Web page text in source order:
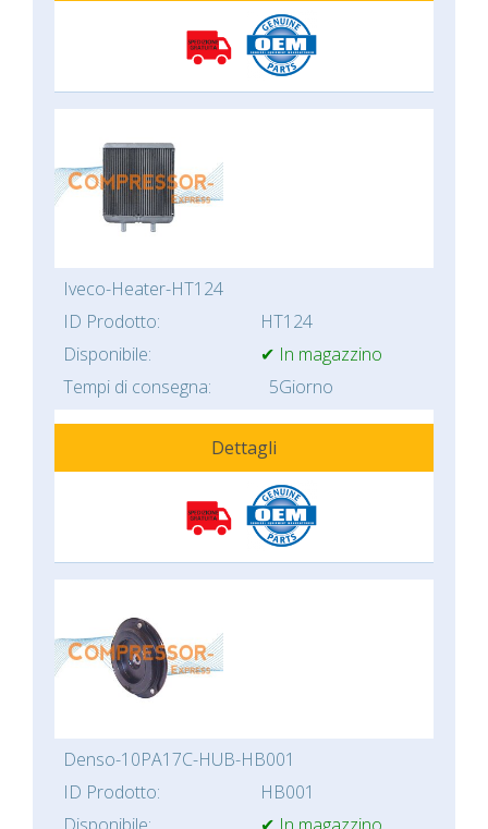
Iveco-Heater-HT124
ID Prodotto:
HT124
Disponibile:
✔ In magazzino
Tempi di consegna:
5Giorno
Dettagli
Denso-10PA17C-HUB-HB001
ID Prodotto:
HB001